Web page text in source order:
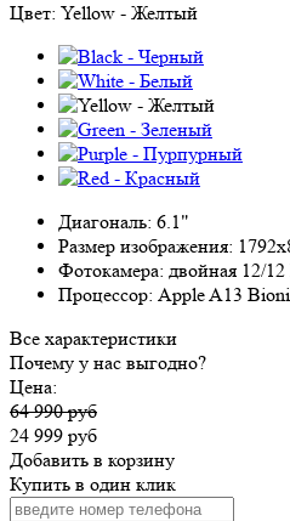
Цвет: Yellow - Желтый
Диагональ: 6.1"
Размер изображения:
Фотокамера: двойная 12/
Процессор: Apple A13
Все характеристики
Почему у нас выгодно?
Цена:
64 990 руб
24 999 руб
Добавить в корзину
Купить в один клик